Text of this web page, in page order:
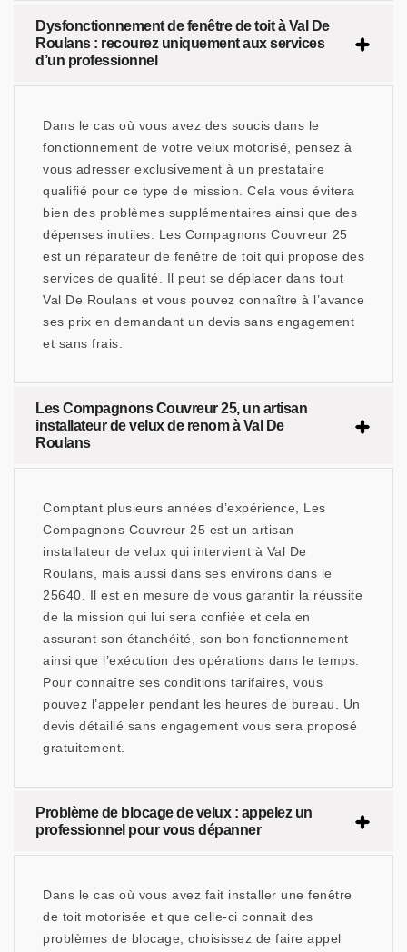
Dysfonctionnement de fenêtre de toit à Val De
Roulans : recourez uniquement aux services
d’un professionnel
Dans le cas où vous avez des soucis dans le
fonctionnement de votre velux motorisé, pensez à
vous adresser exclusivement à un prestataire
qualifié pour ce type de mission. Cela vous évitera
bien des problèmes supplémentaires ainsi que des
dépenses inutiles. Les Compagnons Couvreur 25
est un réparateur de fenêtre de toit qui propose des
services de qualité. Il peut se déplacer dans tout
Val De Roulans et vous pouvez connaître à l’avance
ses prix en demandant un devis sans engagement
et sans frais.
Les Compagnons Couvreur 25, un artisan
installateur de velux de renom à Val De
Roulans
Comptant plusieurs années d’expérience, Les
Compagnons Couvreur 25 est un artisan
installateur de velux qui intervient à Val De
Roulans, mais aussi dans ses environs dans le
25640. Il est en mesure de vous garantir la réussite
de la mission qui lui sera confiée et cela en
assurant son étanchéité, son bon fonctionnement
ainsi que l’exécution des opérations dans le temps.
Pour connaître ses conditions tarifaires, vous
pouvez l’appeler pendant les heures de bureau. Un
devis détaillé sans engagement vous sera proposé
gratuitement.
Problème de blocage de velux : appelez un
professionnel pour vous dépanner
Dans le cas où vous avez fait installer une fenêtre
de toit motorisée et que celle-ci connait des
problèmes de blocage, choisissez de faire appel